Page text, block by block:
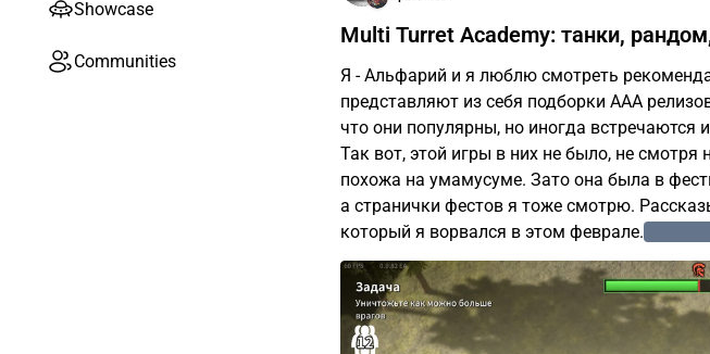
Showcase
Communities
Multi Turret Academy: танки,
Я - Альфарий и я люблю смотреть
представляют из себя подборки ААА
что они популярны, но иногда встречаются
Так вот, этой игры в них не было, не
похожа на умамусуме. Зато она была в
а странички фестов я тоже смотрю.
который я ворвался в этом феврале.